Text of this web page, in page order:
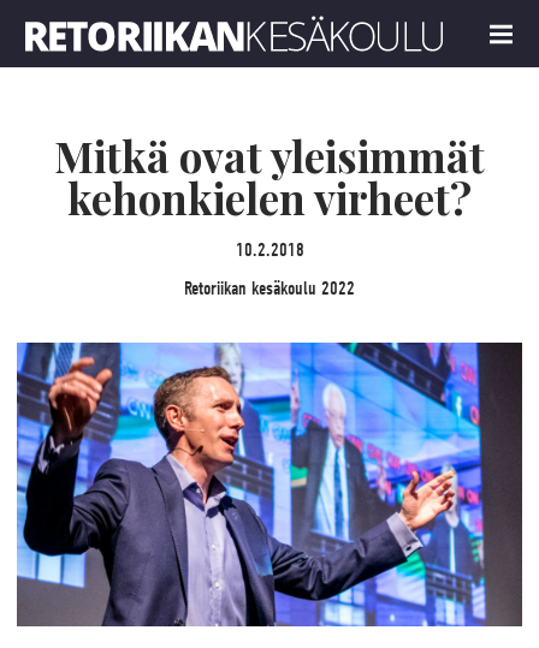
MENU
Mitkä ovat yleisimmät
kehonkielen virheet?
10.2.2018
Retoriikan kesäkoulu 2022